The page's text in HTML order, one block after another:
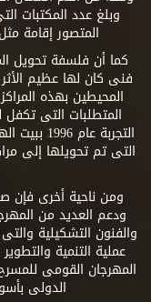
وبلغ عدد المكتبات
المتصور إقامة مثل
كما أن فلسفة تحويل
فنى كان لها عظيم
المحيطين بهذه
المتطلبات التى
التجربة
ومن ناحية أخرى فإن
ودعم العديد من
والفنون التشكيلية
عملية التنمية
المهرجان القومى
الدولى